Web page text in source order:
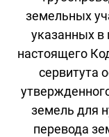
земельных
указанных в
настоящего
сервитута
земель для
перевода